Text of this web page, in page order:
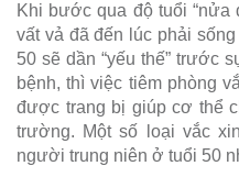
Khi bước qua độ tuổi “nửa
vất vả đã đến lúc phải
50 sẽ dần “yếu thế” trước
bệnh, thì việc tiêm phòng
được trang bị giúp cơ thể
trường. Một số loại vắc
người trung niên ở tuổi 50